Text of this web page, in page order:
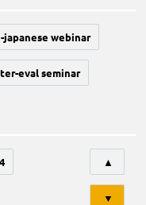
japanese webinar
eval seminar
▲
▼